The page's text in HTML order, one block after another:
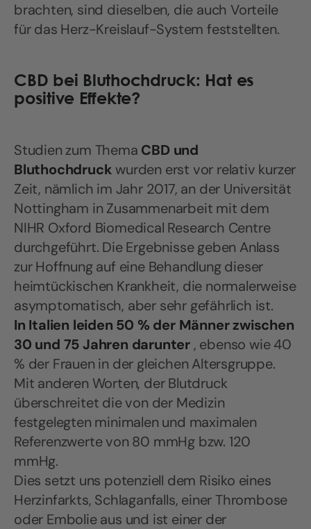
brachten, sind dieselben, die auch Vorteile
für das Herz-Kreislauf-System feststellten.
CBD bei Bluthochdruck: Hat es
positive Effekte?
Studien zum Thema CBD und
Bluthochdruckwurden erst vor relativ kurzer
Zeit, nämlich im Jahr 2017, an der Universität
Nottingham in Zusammenarbeit mit dem
NIHR Oxford Biomedical Research Centre
durchgeführt. Die Ergebnisse geben Anlass
zur Hoffnung auf eine Behandlung dieser
heimtückischen Krankheit, die normalerweise
asymptomatisch, aber sehr gefährlich ist.
In Italien leiden 50 % der Männer zwischen
30 und 75 Jahren darunter , ebenso wie 40
% der Frauen in der gleichen Altersgruppe.
Mit anderen Worten, der Blutdruck
überschreitet die von der Medizin
festgelegten minimalen und maximalen
Referenzwerte von 80 mmHg bzw. 120
mmHg.
Dies setzt uns potenziell dem Risiko eines
Herzinfarkts, Schlaganfalls, einer Thrombose
oder Embolie aus und ist einer der